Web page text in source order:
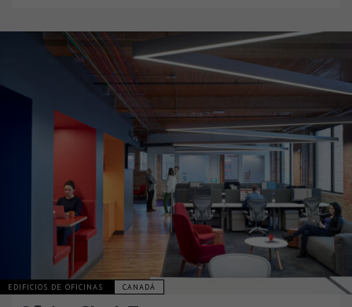
EDIFICIOS DE OFICINAS CANADÁ